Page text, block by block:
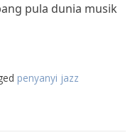
pula dunia musik
penyanyi jazz